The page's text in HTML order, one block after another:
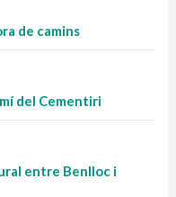
de camins
del Cementiri
entre Benlloc i